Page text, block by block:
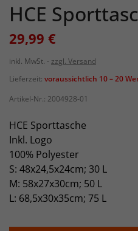
HCE
29,99 €
inkl. MwSt.
zzgl. Versand
Lieferzeit: voraussichtlich 10 – 20
Artikel-Nr.: 2004928-01
HCE Sporttasche
Inkl. Logo
100% Polyester
S: 48x24,5x24cm; 30 L
M: 58x27x30cm; 50 L
L: 68,5x30x35cm; 75 L